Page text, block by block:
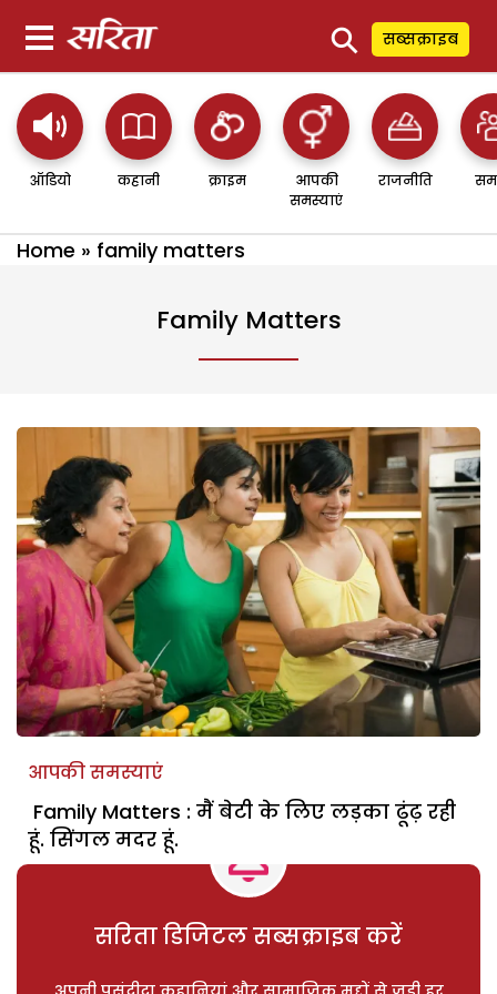
⚲ सब्सक्राइब
ऑडियो कहानी क्राइम
आपकी
समस्याएं
राजनीति
Home » family matters
Family Matters
आपकी समस्याएं
Family Matters : मैं बेटी के लिए लड़का ढूंढ़ रही
हूं. सिंगल मदर हूं.
सरिता डिजिटल सब्सक्राइब करें